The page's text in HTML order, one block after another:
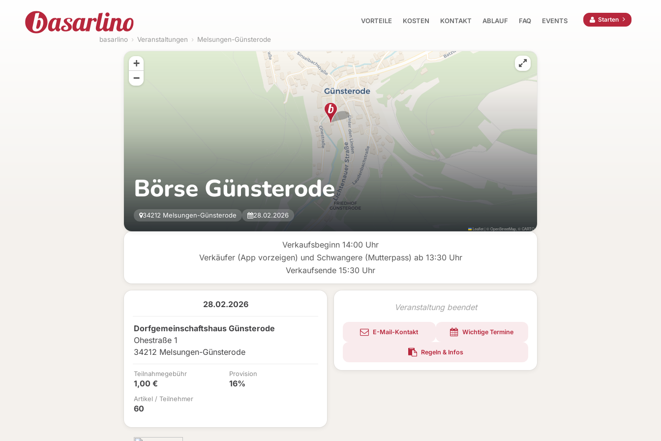
VORTEILE KOSTEN KONTAKT ABLAUF FAQ EVENTS Starten
basarlino › Veranstaltungen › Melsungen-Günsterode
Verkaufsbeginn 14:00 Uhr
Verkäufer (App vorzeigen) und Schwangere (Mutterpass) ab 13:30 Uhr
Verkaufsende 15:30 Uhr
28.02.2026
Dorfgemeinschaftshaus Günsterode
Ohestraße 1
34212 Melsungen-Günsterode
Teilnahmegebühr
1,00 €
Provision
16%
Artikel / Teilnehmer
60
Veranstaltung beendet
E-Mail-Kontakt Wichtige Termine
Regeln & Infos
Börse Günsterode
34212 Melsungen-Günsterode 28.02.2026
+
−
Leaflet|©OpenStreetMap , ©CARTO